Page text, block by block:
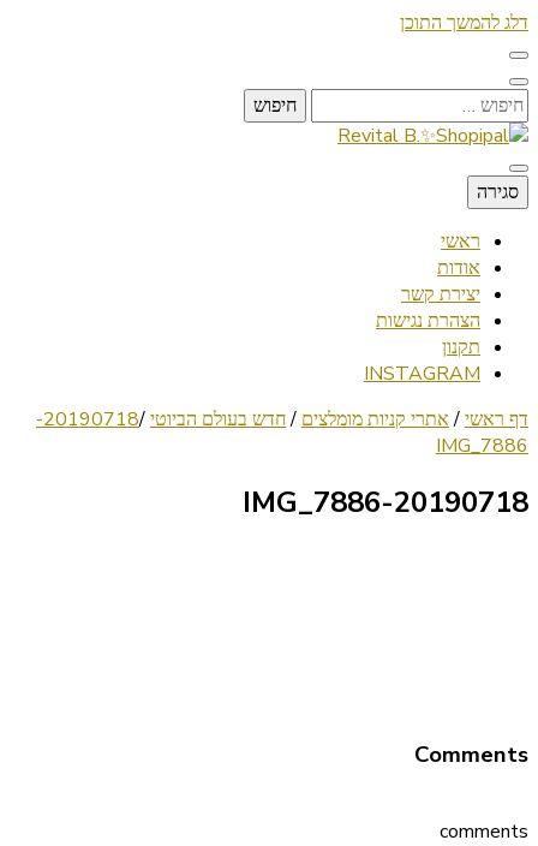
דלג להמשך התוכן
חיפוש:
Revital B.✨Shopipal
Lifestyle ✦ Beauty ✦ Vegan ✦ Travel
סגירה
ראשי
אודות
יצירת קשר
הצהרת נגישות
תקנון
INSTAGRAM
דף ראשי/ אתרי קניות מומלצים /חדש בעולם הביוטי/
20190718-
IMG_7886
20190718-IMG_7886
Comments
comments